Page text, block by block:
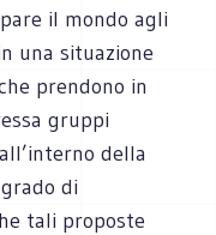
il mondo agli
una situazione
prendono in
gruppi
della
di
tali proposte